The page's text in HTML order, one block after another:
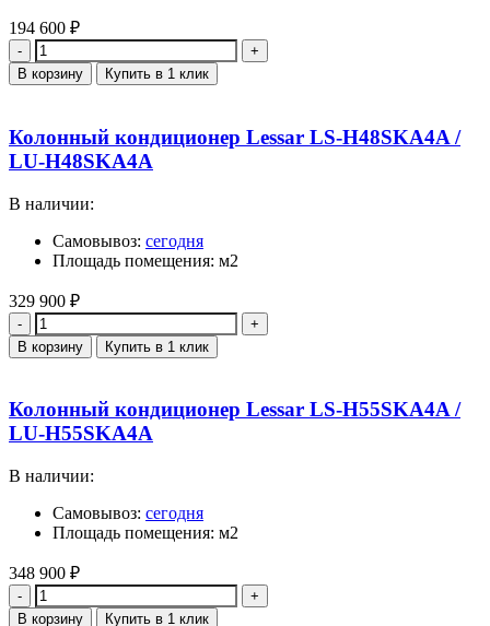
194 600 ₽
Количество
В корзину Купить в 1 клик
Колонный кондиционер Lessar LS-H48SKA4A /
LU-H48SKA4A
В наличии:
Самовывоз: сегодня
Площадь помещения: м2
329 900 ₽
Количество
В корзину Купить в 1 клик
Колонный кондиционер Lessar LS-H55SKA4A /
LU-H55SKA4A
В наличии:
Самовывоз: сегодня
Площадь помещения: м2
348 900 ₽
Количество
В корзину Купить в 1 клик